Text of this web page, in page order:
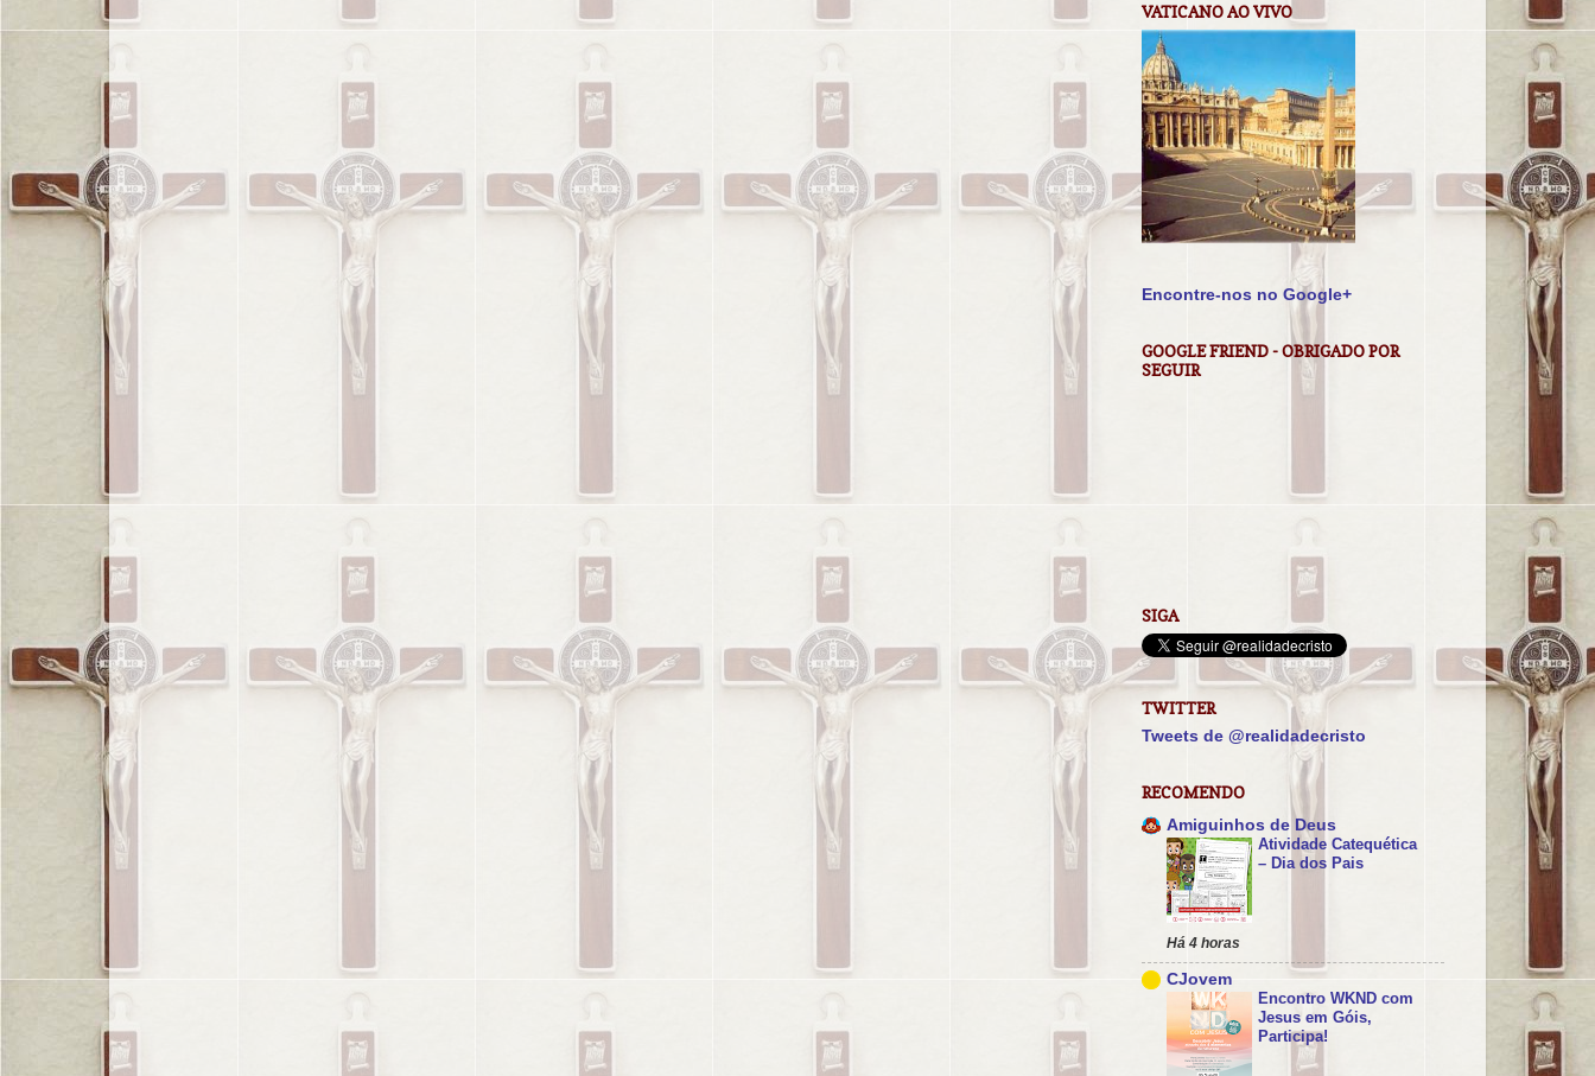
VATICANO AO VIVO
Encontre-nos no Google+
GOOGLE FRIEND - OBRIGADO POR
SEGUIR
SIGA
TWITTER
Tweets de @realidadecristo
RECOMENDO
Amiguinhos de Deus
Atividade Catequética
– Dia dos Pais
Há 4 horas
CJovem
Encontro WKND com
Jesus em Góis,
Participa!